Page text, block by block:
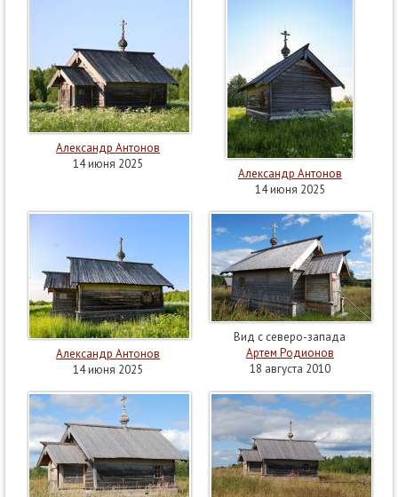
Александр Антонов
14 июня 2025
Александр Антонов
14 июня 2025
Александр Антонов
14 июня 2025
Вид с северо-запада
Артем Родионов
18 августа 2010